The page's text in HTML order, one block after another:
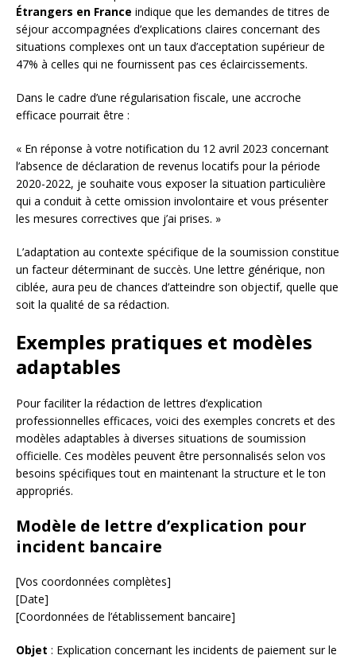
Étrangers en France indique que les demandes de titres de
séjour accompagnées d’explications claires concernant des
situations complexes ont un taux d’acceptation supérieur de
47% à celles qui ne fournissent pas ces éclaircissements.
Dans le cadre d’une régularisation fiscale, une accroche
efficace pourrait être :
« En réponse à votre notification du 12 avril 2023 concernant
l’absence de déclaration de revenus locatifs pour la période
2020-2022, je souhaite vous exposer la situation particulière
qui a conduit à cette omission involontaire et vous présenter
les mesures correctives que j’ai prises. »
L’adaptation au contexte spécifique de la soumission constitue
un facteur déterminant de succès. Une lettre générique, non
ciblée, aura peu de chances d’atteindre son objectif, quelle que
soit la qualité de sa rédaction.
Exemples pratiques et modèles
adaptables
Pour faciliter la rédaction de lettres d’explication
professionnelles efficaces, voici des exemples concrets et des
modèles adaptables à diverses situations de soumission
officielle. Ces modèles peuvent être personnalisés selon vos
besoins spécifiques tout en maintenant la structure et le ton
appropriés.
Modèle de lettre d’explication pour
incident bancaire
[Vos coordonnées complètes]
[Date]
[Coordonnées de l’établissement bancaire]
Objet : Explication concernant les incidents de paiement sur le